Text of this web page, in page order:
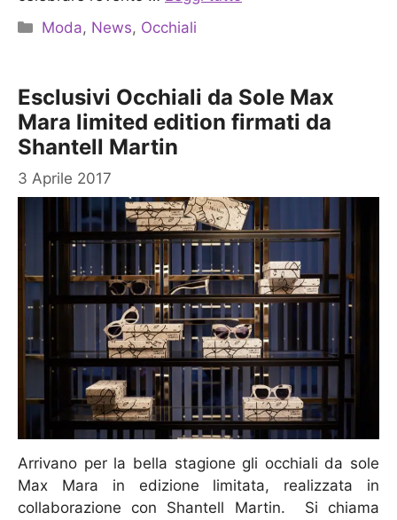
Categorie
Moda, News, Occhiali
Esclusivi Occhiali da Sole Max
Mara limited edition firmati da
Shantell Martin
3 Aprile 2017
Arrivano per la bella stagione gli occhiali da sole
Max Mara in edizione limitata, realizzata in
collaborazione con Shantell Martin. Si chiama